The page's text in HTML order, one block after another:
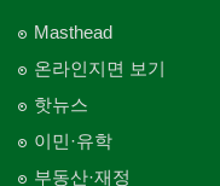
Masthead
온라인지면 보기
핫뉴스
이민·유학
부동산·재정